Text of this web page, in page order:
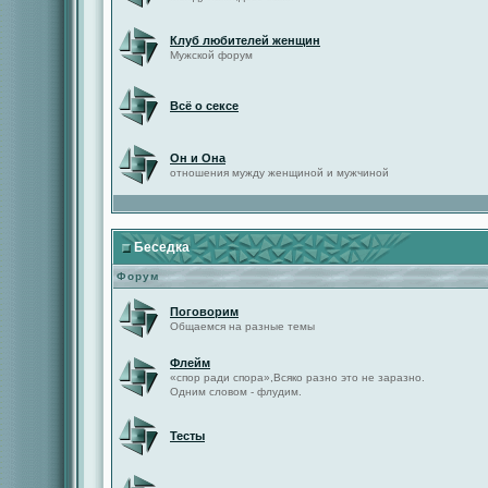
Клуб любителей женщин
Мужской форум
Всё о сексе
Он и Она
отношения мужду женщиной и мужчиной
Беседка
Форум
Поговорим
Общаемся на разные темы
Флейм
«спор ради спора»,Всяко разно это не заразно.
Одним словом - флудим.
Тесты